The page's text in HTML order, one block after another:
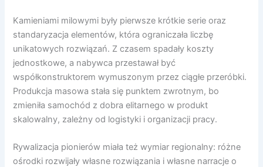
Kamieniami milowymi były pierwsze krótkie serie oraz
standaryzacja elementów, która ograniczała liczbę
unikatowych rozwiązań. Z czasem spadały koszty
jednostkowe, a nabywca przestawał być
współkonstruktorem wymuszonym przez ciągłe przeróbki.
Produkcja masowa stała się punktem zwrotnym, bo
zmieniła samochód z dobra elitarnego w produkt
skalowalny, zależny od logistyki i organizacji pracy.
Rywalizacja pionierów miała też wymiar regionalny: różne
ośrodki rozwijały własne rozwiązania i własne narracje o